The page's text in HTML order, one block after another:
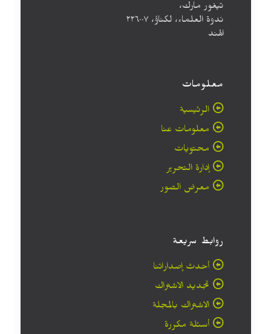
تيغور مارك،
ندوة العلماء، لكناؤ، ۲۲٦۰۰۷
الهند
معلومات
الرئيسية
معلومات عنا
محتويات
إدارة التحرير
معرض الصور
روابط سريعة
أحدث إصداراتنا
تجديد الاشتراك
الاشتراك بالمجلة
أسئلة مكررة